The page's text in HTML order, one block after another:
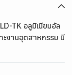
TK อลูมิเนียมอัล
ะงานอุตสาหกรรม มี